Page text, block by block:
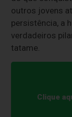
outros jovens
persistência, a
verdadeiros
tatame.
Clique